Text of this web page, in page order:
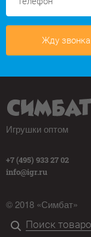
Жду звонка
Игрушки оптом
+7 (495) 933 27 02
info@igr.ru
© 2018 «Симбат»